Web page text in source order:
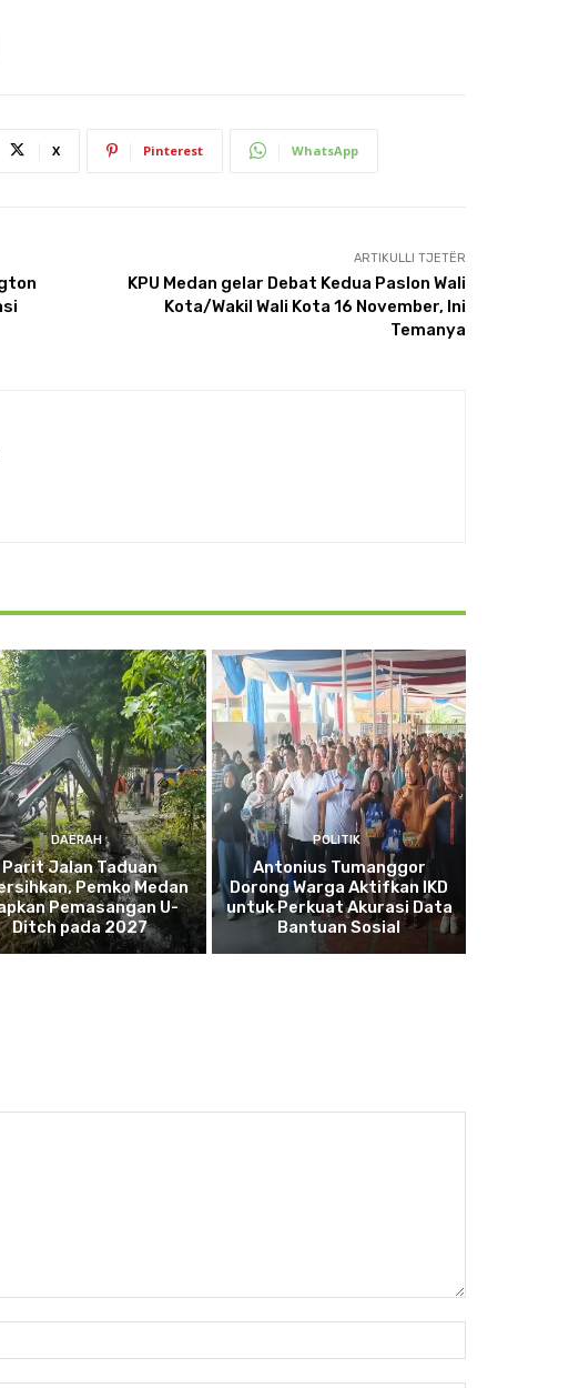
X Pinterest WhatsApp
ARTIKULLI TJETËR
KPU Medan gelar Debat Kedua Paslon Wali
Kota/Wakil Wali Kota 16 November, Ini
Temanya
DAERAH
Parit Jalan Taduan
Pemko Medan
Pemasangan U-
Ditch pada 2027
POLITIK
Antonius Tumanggor
Dorong Warga Aktifkan IKD
untuk Perkuat Akurasi Data
Bantuan Sosial